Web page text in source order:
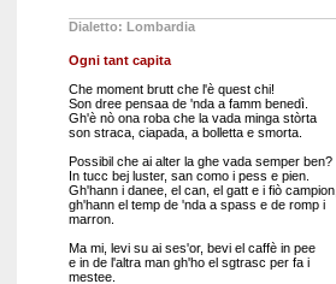
Dialetto: Lombardia
Ogni tant capita
Che moment brutt che l'è quest chi!
Son dree pensaa de 'nda a famm benedì.
Gh'è nò ona roba che la vada minga stòrta
son straca, ciapada, a bolletta e smorta.
Possibil che ai alter la ghe vada semper ben?
In tucc bej luster, san como i pess e pien.
Gh'hann i danee, el can, el gatt e i fiò campion,
gh'hann el temp de 'nda a spass e de romp i
marron.
Ma mi, levi su ai ses'or, bevi el caffè in pee
e in de l'altra man gh'ho el sgtrasc per fa i
mestee.